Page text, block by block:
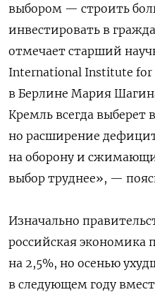
выбором — строить
инвестировать в
отмечает старший
International Institute for
в Берлине Мария
Кремль всегда выберет
но расширение
на оборону и
выбор труднее», —
Изначально
российская экономика
на 2,5%, но осенью
в следующем году